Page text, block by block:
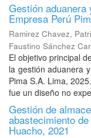
Gestión
Empresa Perú
Ramirez Chavez,
Faustino Sánchez
El objetivo principal
la gestión aduanera
Pima S.A. Lima,
fue un diseño no
Gestión de
abastecimiento
Huacho, 2021